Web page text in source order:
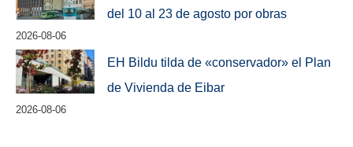
del 10 al 23 de agosto por obras
2026-08-06
EH Bildu tilda de «conservador» el Plan
de Vivienda de Eibar
2026-08-06